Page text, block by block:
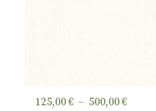
125,00€ – 500,00€Plage